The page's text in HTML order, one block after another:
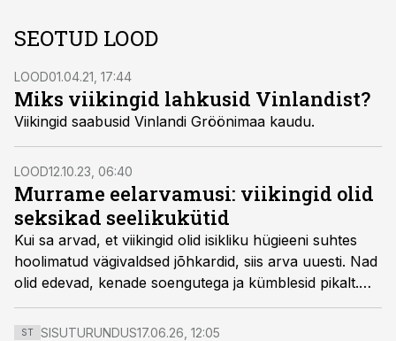
SEOTUD LOOD
LOOD01.04.21, 17:44
Miks viikingid lahkusid Vinlandist?
Viikingid saabusid Vinlandi Gröönimaa kaudu.
LOOD12.10.23, 06:40
Murrame eelarvamusi: viikingid olid
seksikad seelikukütid
Kui sa arvad, et viikingid olid isikliku hügieeni suhtes
hoolimatud vägivaldsed jõhkardid, siis arva uuesti. Nad
olid edevad, kenade soengutega ja kümblesid pikalt.
Viikingid olid nii ilusad, et anglosaksi naised unustasid
neid nähes oma abikaasad ja lapsed.
ST SISUTURUNDUS17.06.26, 12:05